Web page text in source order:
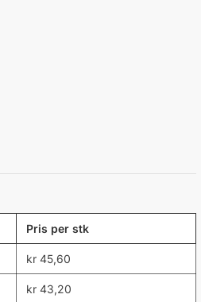
Pris per stk
kr45,60
kr43,20